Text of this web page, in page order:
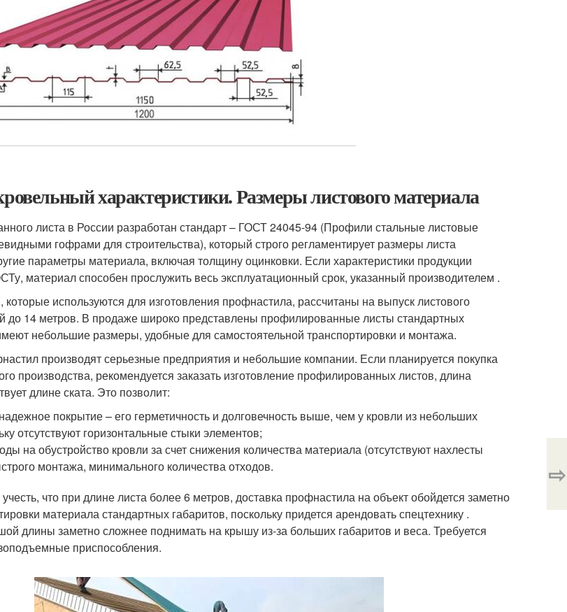
характеристики. Размеры листового материала
листа в России разработан стандарт – ГОСТ 24045-94 (Профили стальные листовые
гофрами для строительства), который строго регламентирует размеры листа
параметры материала, включая толщину оцинковки. Если характеристики продукции
материал способен прослужить весь эксплуатационный срок, указанный производителем .
используются для изготовления профнастила, рассчитаны на выпуск листового
до 14 метров. В продаже широко представлены профилированные листы стандартных
небольшие размеры, удобные для самостоятельной транспортировки и монтажа.
производят серьезные предприятия и небольшие компании. Если планируется покупка
производства, рекомендуется заказать изготовление профилированных листов, длина
длине ската. Это позволит:
покрытие – его герметичность и долговечность выше, чем у кровли из небольших
отсутствуют горизонтальные стыки элементов;
на обустройство кровли за счет снижения количества материала (отсутствуют нахлесты
монтажа, минимального количества отходов.
что при длине листа более 6 метров, доставка профнастила на объект обойдется заметно
материала стандартных габаритов, поскольку придется арендовать спецтехнику .
длины заметно сложнее поднимать на крышу из-за больших габаритов и веса. Требуется
приспособления.
⇨